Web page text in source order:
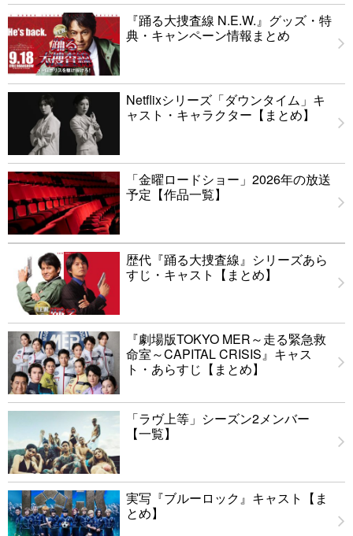
『踊る大捜査線 N.E.W.』グッズ・特
典・キャンペーン情報まとめ
Netflixシリーズ「ダウンタイム」キ
ャスト・キャラクター【まとめ】
「金曜ロードショー」2026年の放送
予定【作品一覧】
歴代『踊る大捜査線』シリーズあら
すじ・キャスト【まとめ】
『劇場版TOKYO MER～走る緊急救
命室～CAPITAL CRISIS』キャス
ト・あらすじ【まとめ】
「ラヴ上等」シーズン2メンバー
【一覧】
実写『ブルーロック』キャスト【ま
とめ】